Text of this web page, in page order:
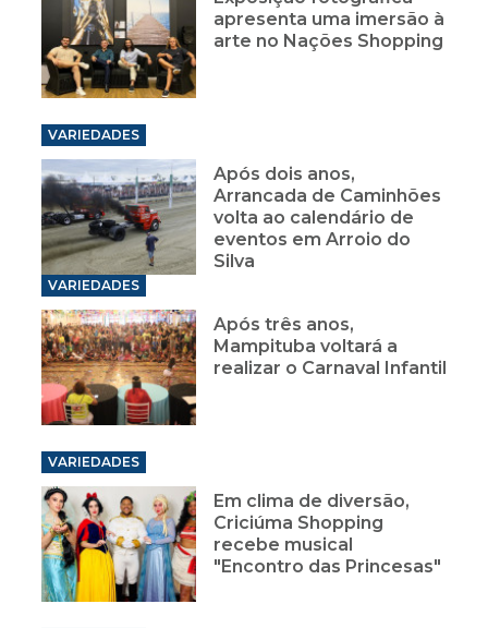
apresenta uma imersão à
arte no Nações Shopping
VARIEDADES
Após dois anos,
Arrancada de Caminhões
volta ao calendário de
eventos em Arroio do
Silva
VARIEDADES
Após três anos,
Mampituba voltará a
realizar o Carnaval Infantil
VARIEDADES
Em clima de diversão,
Criciúma Shopping
recebe musical
"Encontro das Princesas"